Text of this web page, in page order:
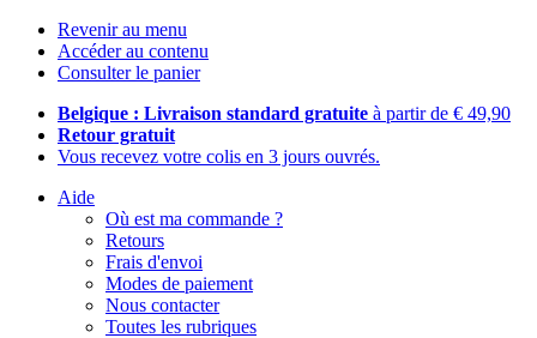
Revenir au menu
Accéder au contenu
Consulter le panier
Belgique : Livraison standard gratuite à partir de € 49,90
Retour gratuit
Vous recevez votre colis en 3 jours ouvrés.
Aide
Où est ma commande ?
Retours
Frais d'envoi
Modes de paiement
Nous contacter
Toutes les rubriques